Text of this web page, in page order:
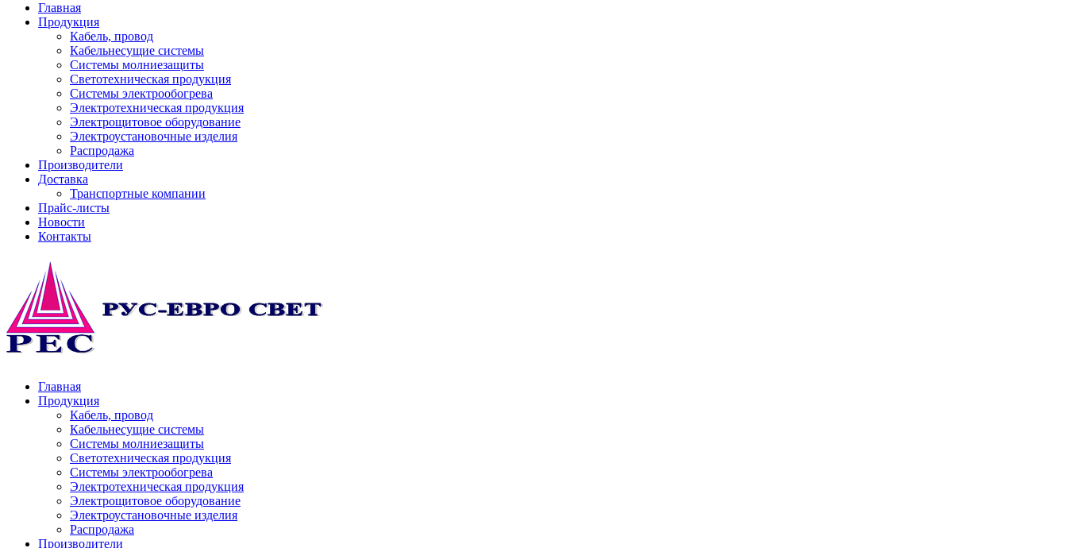
Главная
Продукция
Кабель, провод
Кабельнесущие системы
Системы молниезащиты
Светотехническая продукция
Системы электрообогрева
Электротехническая продукция
Электрощитовое оборудование
Электроустановочные изделия
Распродажа
Производители
Доставка
Транспортные компании
Прайс-листы
Новости
Контакты
Главная
Продукция
Кабель, провод
Кабельнесущие системы
Системы молниезащиты
Светотехническая продукция
Системы электрообогрева
Электротехническая продукция
Электрощитовое оборудование
Электроустановочные изделия
Распродажа
Производители